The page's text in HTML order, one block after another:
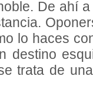
De ahí
lo haces
destino
trata de